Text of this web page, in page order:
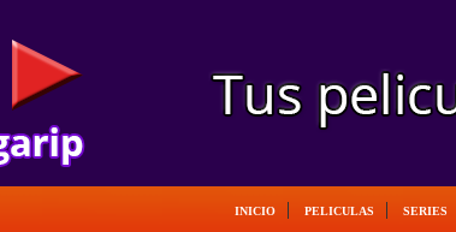
INICIO PELICULAS SERIES